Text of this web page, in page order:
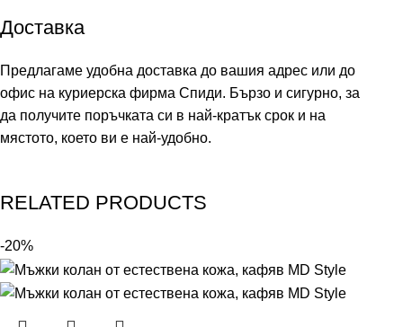
Доставка
Предлагаме удобна доставка до вашия адрес или до
офис на куриерска фирма Спиди. Бързо и сигурно, за
да получите поръчката си в най-кратък срок и на
мястото, което ви е най-удобно.
RELATED PRODUCTS
-20%